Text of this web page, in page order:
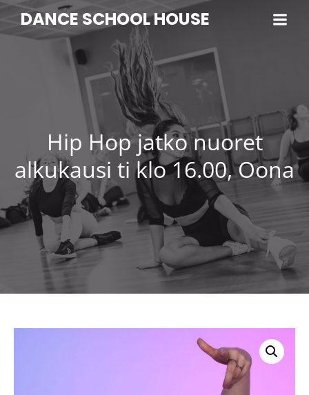
DANCE SCHOOL HOUSE
Hip Hop jatko nuoret
alkukausi ti klo 16.00, Oona